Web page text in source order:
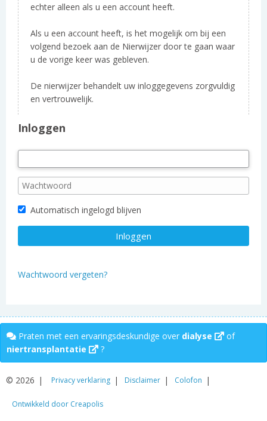
echter alleen als u een account heeft.
Als u een account heeft, is het mogelijk om bij een
volgend bezoek aan de Nierwijzer door te gaan waar
u de vorige keer was gebleven.
De nierwijzer behandelt uw inloggegevens zorgvuldig
en vertrouwelijk.
Inloggen
Automatisch ingelogd blijven
Wachtwoord vergeten?
Praten met een ervaringsdeskundige over dialyse
of
niertransplantatie
?
© 2026 Privacy verklaring Disclaimer Colofon
Ontwikkeld door Creapolis